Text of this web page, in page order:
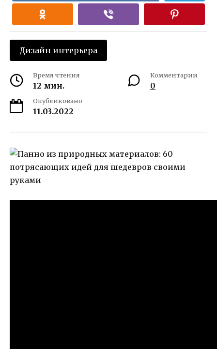
Дизайн интерьера
Время чтения
12 мин.
Комментарии
0
Опубликовано
11.03.2022